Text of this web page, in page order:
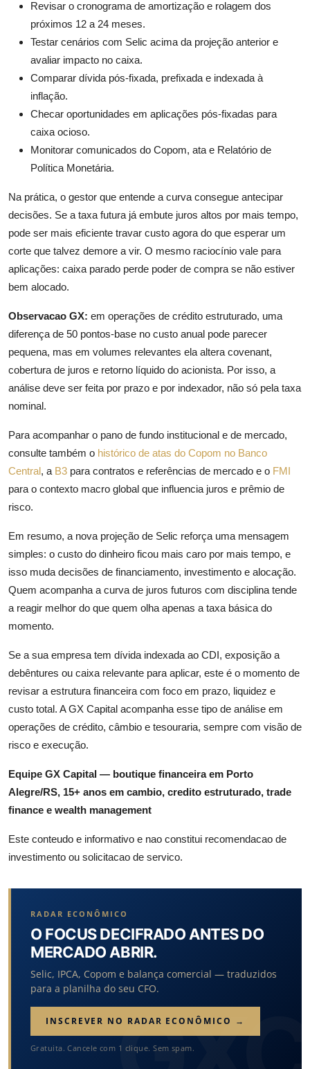
Revisar o cronograma de amortização e rolagem dos
próximos 12 a 24 meses.
Testar cenários com Selic acima da projeção anterior e
avaliar impacto no caixa.
Comparar dívida pós-fixada, prefixada e indexada à
inflação.
Checar oportunidades em aplicações pós-fixadas para
caixa ocioso.
Monitorar comunicados do Copom, ata e Relatório de
Política Monetária.
Na prática, o gestor que entende a curva consegue antecipar
decisões. Se a taxa futura já embute juros altos por mais tempo,
pode ser mais eficiente travar custo agora do que esperar um
corte que talvez demore a vir. O mesmo raciocínio vale para
aplicações: caixa parado perde poder de compra se não estiver
bem alocado.
Observacao GX: em operações de crédito estruturado, uma
diferença de 50 pontos-base no custo anual pode parecer
pequena, mas em volumes relevantes ela altera covenant,
cobertura de juros e retorno líquido do acionista. Por isso, a
análise deve ser feita por prazo e por indexador, não só pela taxa
nominal.
Para acompanhar o pano de fundo institucional e de mercado,
consulte também o histórico de atas do Copom no Banco
Central, a B3 para contratos e referências de mercado e o FMI
para o contexto macro global que influencia juros e prêmio de
risco.
Em resumo, a nova projeção de Selic reforça uma mensagem
simples: o custo do dinheiro ficou mais caro por mais tempo, e
isso muda decisões de financiamento, investimento e alocação.
Quem acompanha a curva de juros futuros com disciplina tende
a reagir melhor do que quem olha apenas a taxa básica do
momento.
Se a sua empresa tem dívida indexada ao CDI, exposição a
debêntures ou caixa relevante para aplicar, este é o momento de
revisar a estrutura financeira com foco em prazo, liquidez e
custo total. A GX Capital acompanha esse tipo de análise em
operações de crédito, câmbio e tesouraria, sempre com visão de
risco e execução.
Equipe GX Capital — boutique financeira em Porto
Alegre/RS, 15+ anos em cambio, credito estruturado, trade
finance e wealth management
Este conteudo e informativo e nao constitui recomendacao de
investimento ou solicitacao de servico.
RADAR ECONÔMICO
O FOCUS DECIFRADO ANTES DO
MERCADO ABRIR.
Selic, IPCA, Copom e balança comercial — traduzidos
para a planilha do seu CFO.
INSCREVER NO RADAR ECONÔMICO →
Gratuita. Cancele com 1 clique. Sem spam.